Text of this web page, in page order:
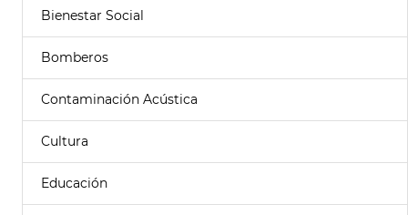
Bienestar Social
Bomberos
Contaminación Acústica
Cultura
Educación